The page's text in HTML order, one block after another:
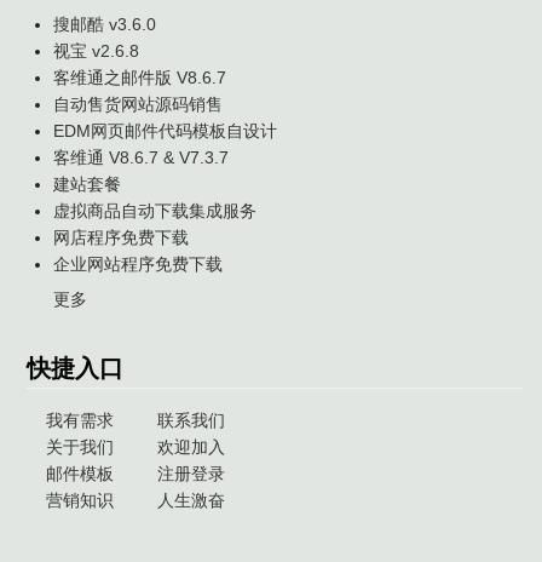
搜邮酷 v3.6.0
视宝 v2.6.8
客维通之邮件版 V8.6.7
自动售货网站源码销售
EDM网页邮件代码模板自设计
客维通 V8.6.7 & V7.3.7
建站套餐
虚拟商品自动下载集成服务
网店程序免费下载
企业网站程序免费下载
更多
快捷入口
我有需求
联系我们
关于我们
欢迎加入
邮件模板
注册登录
营销知识
人生激奋